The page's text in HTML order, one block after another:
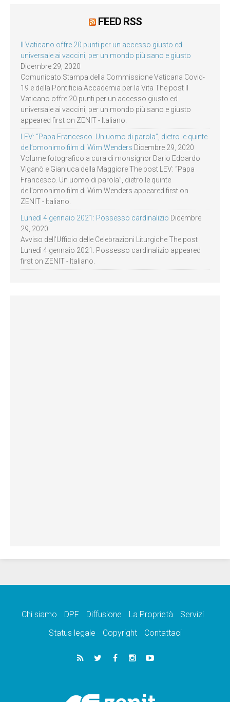
FEED RSS
Il Vaticano offre 20 punti per un accesso giusto ed
universale ai vaccini, per un mondo più sano e giusto
Dicembre 29, 2020
Comunicato Stampa della Commissione Vaticana Covid-
19 e della Pontificia Accademia per la Vita The post Il
Vaticano offre 20 punti per un accesso giusto ed
universale ai vaccini, per un mondo più sano e giusto
appeared first on ZENIT - Italiano.
LEV: “Papa Francesco. Un uomo di parola”, dietro le quinte
dell’omonimo film di Wim Wenders Dicembre 29, 2020
Volume fotografico a cura di monsignor Dario Edoardo
Viganò e Gianluca della Maggiore The post LEV: “Papa
Francesco. Un uomo di parola”, dietro le quinte
dell’omonimo film di Wim Wenders appeared first on
ZENIT - Italiano.
Lunedì 4 gennaio 2021: Possesso cardinalizio Dicembre
29, 2020
Avviso dell’Ufficio delle Celebrazioni Liturgiche The post
Lunedì 4 gennaio 2021: Possesso cardinalizio appeared
first on ZENIT - Italiano.
Chi siamo DPF Diffusione La Proprietà
Servizi
Status legale
Copyright Contattaci